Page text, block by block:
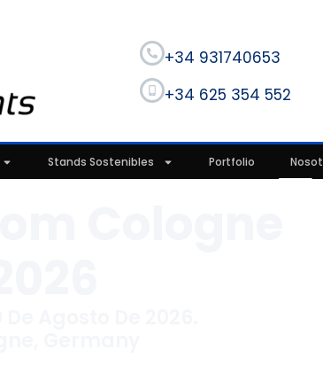
+34 931740653
+34 625 354 552
Stands Sostenibles Portfolio